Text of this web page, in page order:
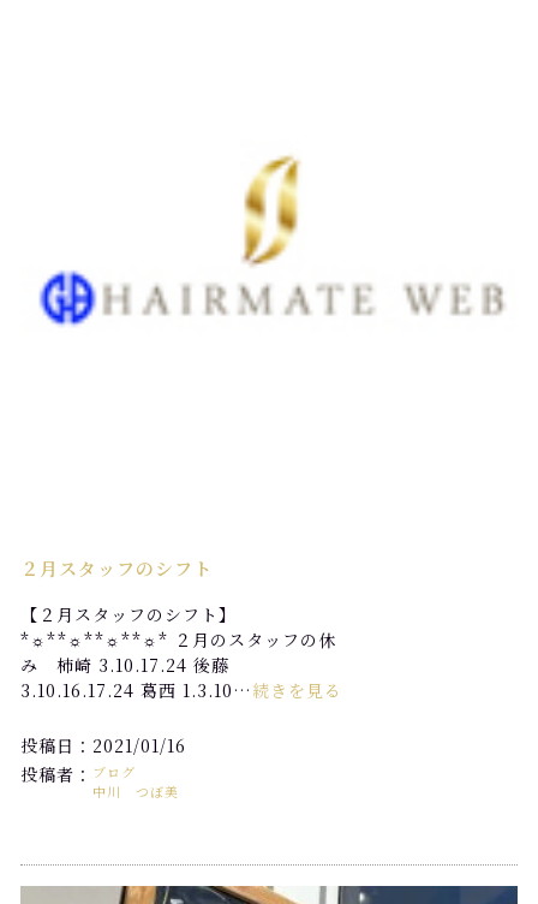
２月スタッフのシフト
【２月スタッフのシフト】
*☼*―――*☼*―――*☼*―――*☼* ２月のスタッフの休
み 柿崎 3.10.17.24 後藤
3.10.16.17.24 葛西 1.3.10… 続きを見る
投稿日：2021/01/16
投稿者： ブログ
中川 つぼ美